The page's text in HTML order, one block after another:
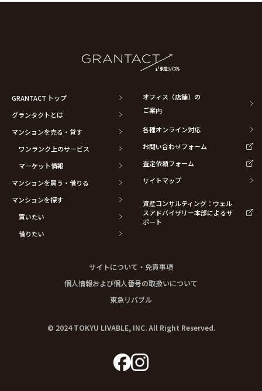
GRANTACT トップ
グランタクトとは
マンションを売る・貸す
ワンランク上のサービス
マーケット情報
マンションを買う・借りる
マンションを探す
買いたい
借りたい
オフィス（店舗）の
ご案内
各種オンライン対応
お問い合わせフォーム
査定依頼フォーム
サイトマップ
資産コンサルティング：ウェル
スアドバイザリー本部によるサ
ポート
サイトについて・免責事項
個人情報および個人番号の取扱いについて
東急リバブル
© 2024 TOKYU LIVABLE, INC. All Right Reserved.